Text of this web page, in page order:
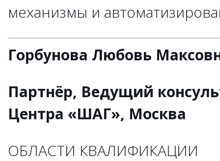
механизмы и
Горбунова Любовь
Партнёр, Ведущий
Центра «ШАГ», Москва
ОБЛАСТИ КВАЛИФИКАЦИИ